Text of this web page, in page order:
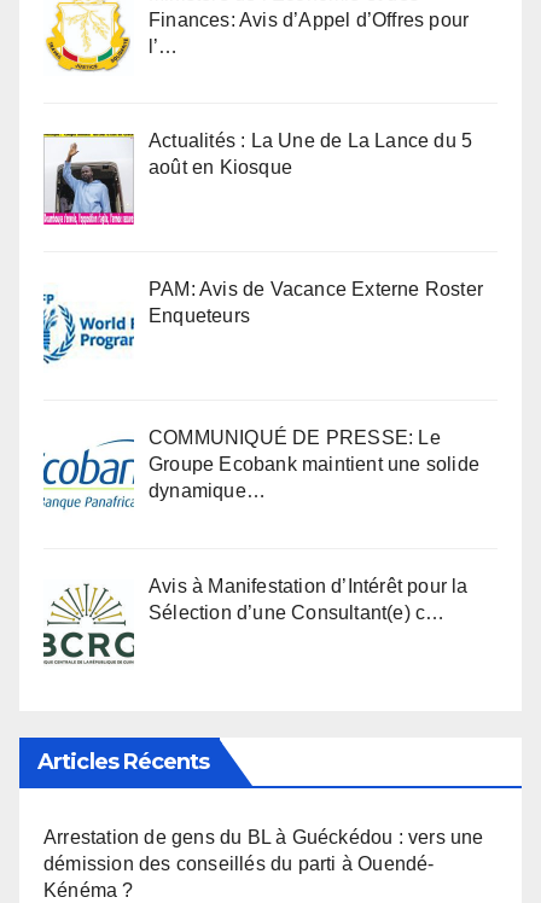
Finances: Avis d’Appel d’Offres pour
l’…
Actualités : La Une de La Lance du 5
août en Kiosque
PAM: Avis de Vacance Externe Roster
Enqueteurs
COMMUNIQUÉ DE PRESSE: Le
Groupe Ecobank maintient une solide
dynamique…
Avis à Manifestation d’Intérêt pour la
Sélection d’une Consultant(e) c…
Articles Récents
Arrestation de gens du BL à Guéckédou : vers une
démission des conseillés du parti à Ouendé-
Kénéma ?